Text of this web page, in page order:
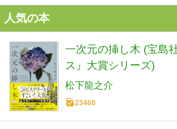
人気の本
一次元の挿し木 (宝島
ス』大賞シリーズ)
松下龍之介
23460